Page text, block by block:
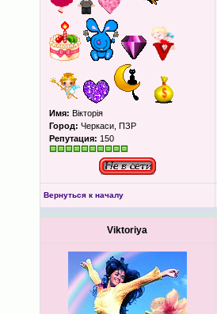
Имя: Вікторія
Город: Черкаси, ПЗР
Репутация: 150
Вернуться к началу
Viktoriya